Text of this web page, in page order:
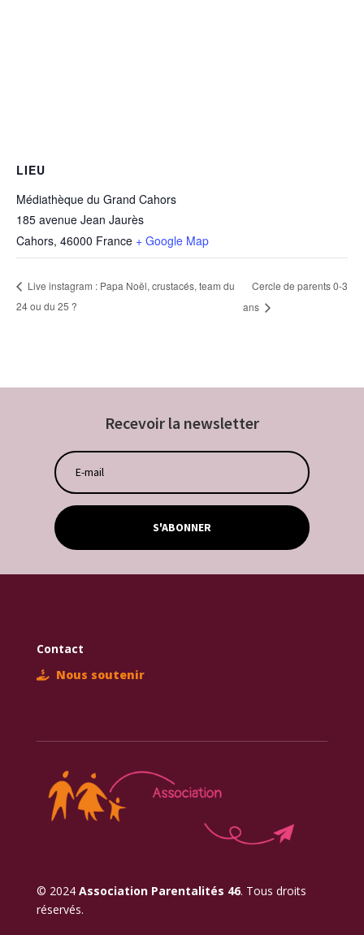
LIEU
Médiathèque du Grand Cahors
185 avenue Jean Jaurès
Cahors, 46000 France + Google Map
Live instagram : Papa Noël, crustacés, team du
24 ou du 25 ?
Cercle de parents 0-3
ans
Recevoir la newsletter
S'ABONNER
Contact
Nous soutenir
© 2024 Association Parentalités 46. Tous droits
réservés.